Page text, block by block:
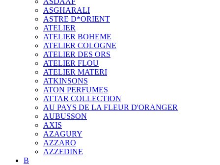
ASGHARALI
ASTRE D*ORIENT
ATELIER
ATELIER BOHEME
ATELIER COLOGNE
ATELIER DES ORS
ATELIER FLOU
ATELIER MATERI
ATKINSONS
ATON PERFUMES
ATTAR COLLECTION
AU PAYS DE LA FLEUR D'ORANGER
AUBUSSON
AXIS
AZAGURY
AZZARO
AZZEDINE
B